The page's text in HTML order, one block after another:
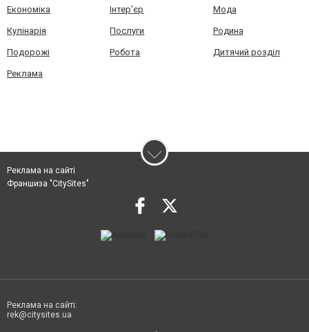
Економіка Інтер'єр Мода
Кулінарія Послуги Родина
Подорожі Робота Дитячий розділ
Реклама
Реклама на сайті
Франшиза "CitySites"
Реклама на сайті:
rek@citysites.ua